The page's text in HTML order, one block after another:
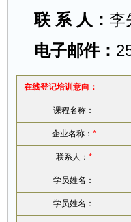
联 系 人： 李
电子邮件：
在线登记培训意向：
课程名称：
企业名称： *
联系人： *
学员姓名：
学员姓名：